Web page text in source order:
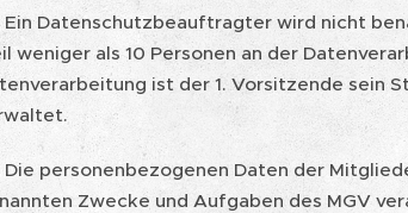
Ein Datenschutzbeauftragter wird nicht
weniger als 10 Personen an der
ist der 1. Vorsitzende sein
Die personenbezogenen Daten der
Zwecke und Aufgaben des MGV